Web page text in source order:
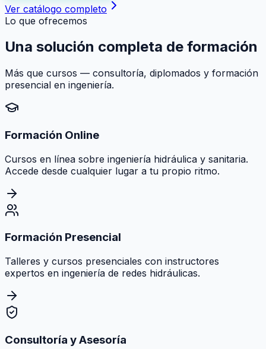
Ver catálogo completo
Lo que ofrecemos
Una solución completa de formación
Más que cursos — consultoría, diplomados y formación
presencial en ingeniería.
Formación Online
Cursos en línea sobre ingeniería hidráulica y sanitaria.
Accede desde cualquier lugar a tu propio ritmo.
Formación Presencial
Talleres y cursos presenciales con instructores
expertos en ingeniería de redes hidráulicas.
Consultoría y Asesoría